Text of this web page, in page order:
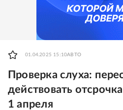
01.04.2025 15:10АВТО
Проверка слуха:
действовать
1 апреля